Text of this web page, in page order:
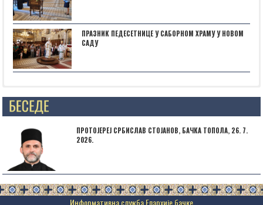
ПРАЗНИК ПЕДЕСЕТНИЦЕ У САБОРНОМ ХРАМУ У НОВОМ
САДУ
Posts not found
ПРОТОЈЕРЕЈ СРБИСЛАВ СТОЈАНОВ, БАЧКА ТОПОЛА, 26. 7.
2026.